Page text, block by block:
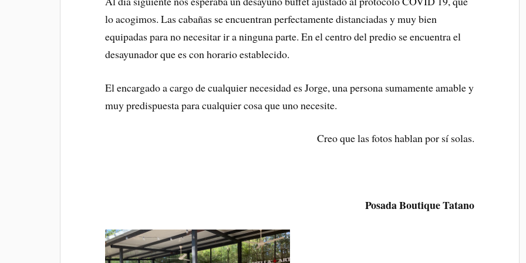
lo acogimos. Las cabañas se encuentran perfectamente distanciadas y muy bien
equipadas para no necesitar ir a ninguna parte. En el centro del predio se encuentra el
desayunador que es con horario establecido.
El encargado a cargo de cualquier necesidad es Jorge, una persona sumamente amable y
muy predispuesta para cualquier cosa que uno necesite.
Creo que las fotos hablan por sí solas.
Posada Boutique Tatano